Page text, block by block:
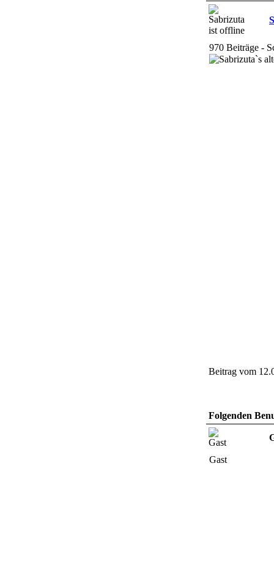
970 Beiträge -
Beitrag vom
Folgenden
Gast